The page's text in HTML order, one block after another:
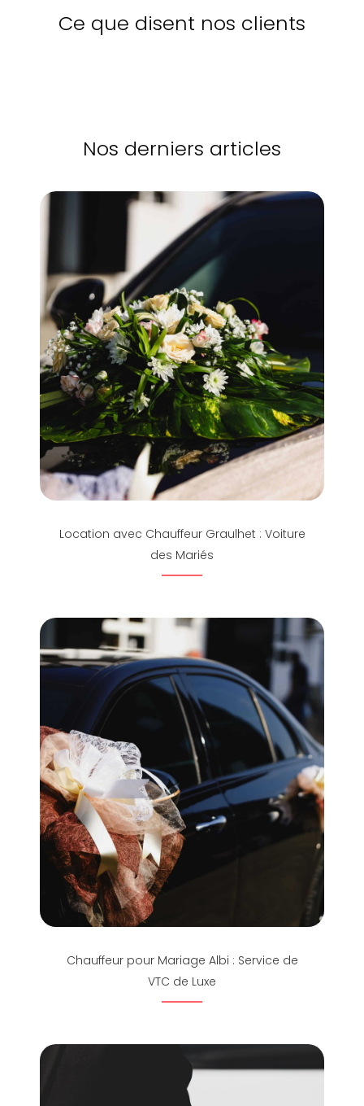
Ce que disent nos clients
Nos derniers articles
Location avec Chauffeur Graulhet : Voiture
des Mariés
Chauffeur pour Mariage Albi : Service de
VTC de Luxe